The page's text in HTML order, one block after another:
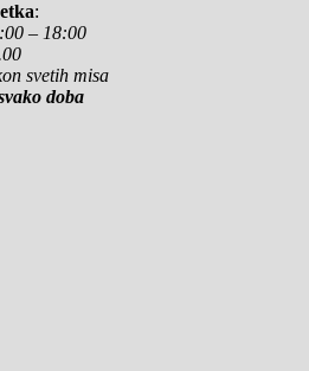
:
– 18:00
svetih misa
doba